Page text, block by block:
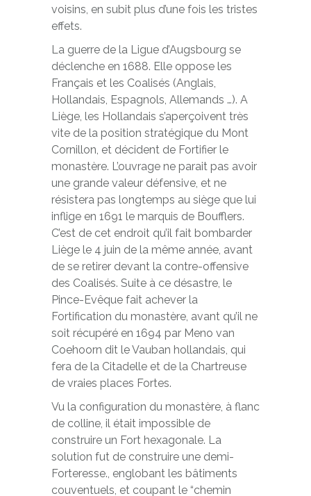
voisins, en subit plus d’une fois les tristes
effets.
La guerre de la Ligue d’Augsbourg se
déclenche en 1688. Elle oppose les
Français et les Coalisés (Anglais,
Hollandais, Espagnols, Allemands …). A
Liège, les Hollandais s’aperçoivent très
vite de la position stratégique du Mont
Cornillon, et décident de Fortifier le
monastère. L’ouvrage ne parait pas avoir
une grande valeur défensive, et ne
résistera pas longtemps au siège que lui
inflige en 1691 le marquis de Boufflers.
C’est de cet endroit qu’il fait bombarder
Liège le 4 juin de la même année, avant
de se retirer devant la contre-offensive
des Coalisés. Suite à ce désastre, le
Pince-Evêque fait achever la
Fortification du monastère, avant qu’il ne
soit récupéré en 1694 par Meno van
Coehoorn dit le Vauban hollandais, qui
fera de la Citadelle et de la Chartreuse
de vraies places Fortes.
Vu la configuration du monastère, à flanc
de colline, il était impossible de
construire un Fort hexagonale. La
solution fut de construire une demi-
Forteresse., englobant les bâtiments
couventuels, et coupant le “chemin